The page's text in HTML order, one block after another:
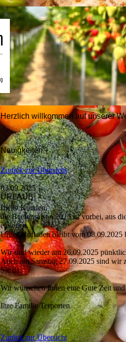
Herzlich willkommen auf unserer
Neuigkeiten
Zurück zur Übersicht
03.09.2025
URLAUB
Liebe Kunden,
die Beerensaison 2025 ist vorbei, aus
einlegen.
Unser Hofladen bleibt vom
Wir sind wieder am 26.09.2025
Auch am Samstag 27.09.2025 sind
Sie da.
Wir wünschen Ihnen eine Gute Zeit
Ihre Familie Terporten
Zurück zur Übersicht